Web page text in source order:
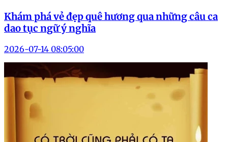
Khám phá vẻ đẹp quê hương qua những câu ca
dao tục ngữ ý nghĩa
2026-07-14 08:05:00